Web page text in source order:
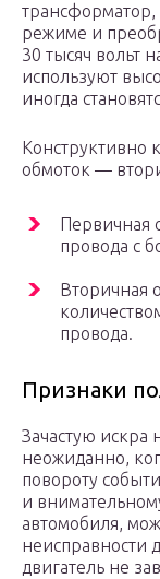
трансформатор,
режиме и
30 тысяч вольт
используют
иногда
Конструктивно
обмоток —
Первичная
провода с
Вторичная
провода.
Признаки
Зачастую искра
неожиданно,
повороту
и
автомобиля,
неисправности
двигатель не